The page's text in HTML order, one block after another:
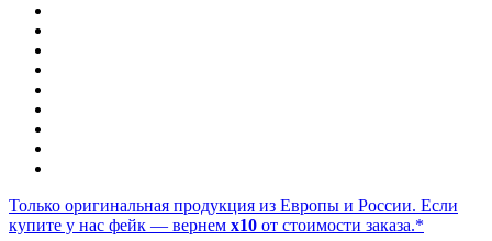
Только оригинальная продукция из Европы и России. Если
купите у нас фейк — вернем x10 от стоимости заказа.*